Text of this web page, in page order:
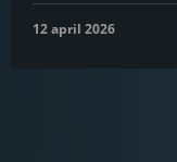
12 april 2026